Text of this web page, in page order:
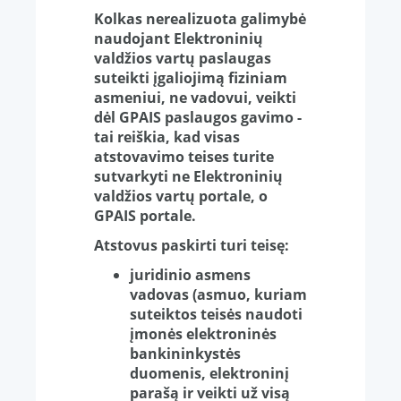
Kolkas nerealizuota galimybė
naudojant Elektroninių
valdžios vartų paslaugas
suteikti įgaliojimą fiziniam
asmeniui, ne vadovui, veikti
dėl GPAIS paslaugos gavimo -
tai reiškia, kad visas
atstovavimo teises turite
sutvarkyti ne Elektroninių
valdžios vartų portale, o
GPAIS portale.
Atstovus paskirti turi teisę:
juridinio asmens
vadovas (asmuo, kuriam
suteiktos teisės naudoti
įmonės elektroninės
bankininkystės
duomenis, elektroninį
parašą ir veikti už visą